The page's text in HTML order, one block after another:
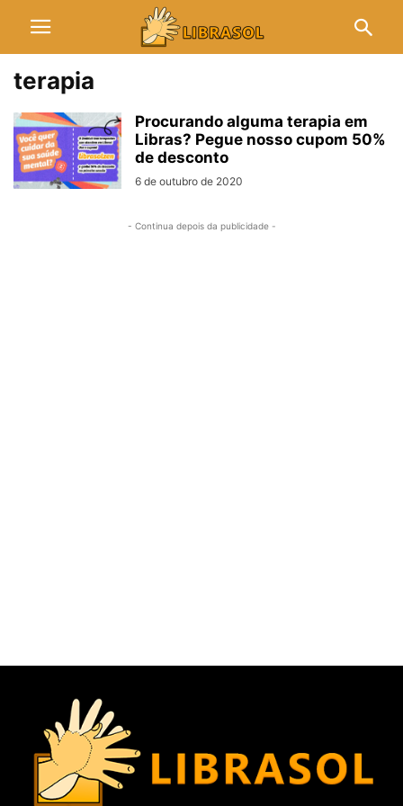
terapia
Procurando alguma terapia em
Libras? Pegue nosso cupom 50%
de desconto
6 de outubro de 2020
- Continua depois da publicidade -